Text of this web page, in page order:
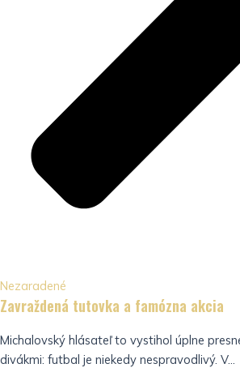
Nezaradené
Zavraždená tutovka a famózna akcia
Michalovský hlásateľ to vystihol úplne
divákmi: futbal je niekedy nespravodlivý. V...